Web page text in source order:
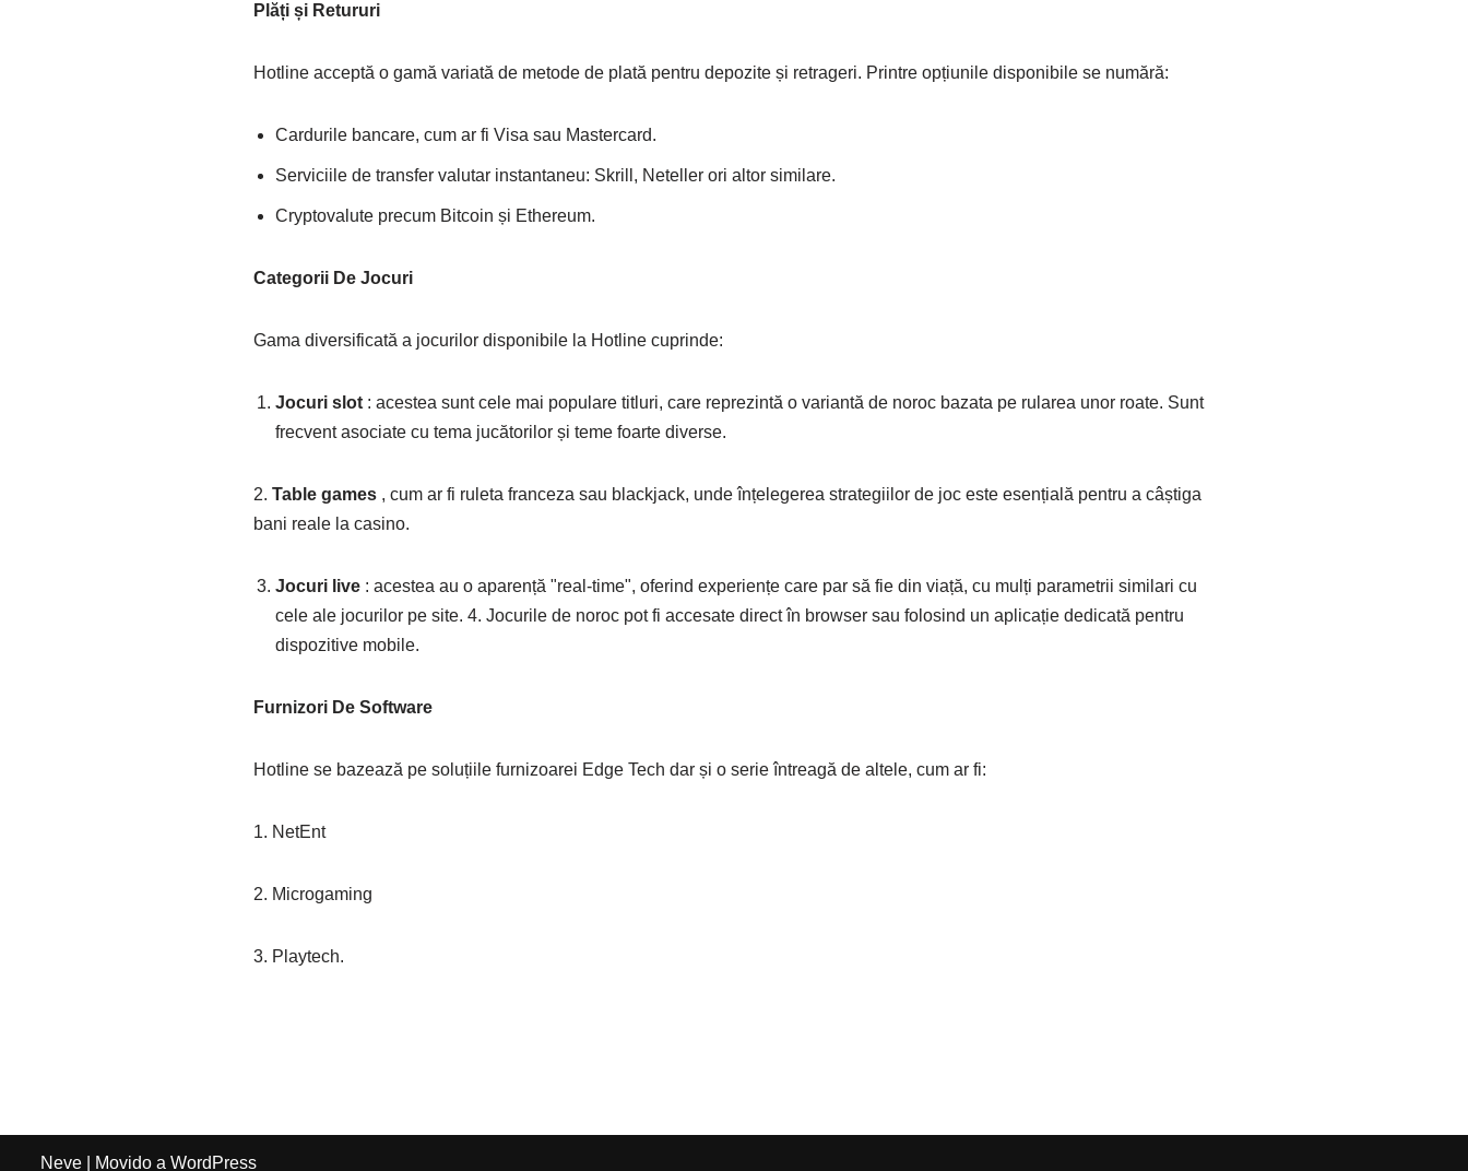
Plăți și Retururi
Hotline acceptă o gamă variată de metode de plată pentru depozite și retrageri. Printre opțiunile disponibile se numără:
Cardurile bancare, cum ar fi Visa sau Mastercard.
Serviciile de transfer valutar instantaneu: Skrill, Neteller ori altor similare.
Cryptovalute precum Bitcoin și Ethereum.
Categorii De Jocuri
Gama diversificată a jocurilor disponibile la Hotline cuprinde:
Jocuri slot : acestea sunt cele mai populare titluri, care reprezintă o variantă de noroc bazata pe rularea unor roate. Sunt
frecvent asociate cu tema jucătorilor și teme foarte diverse.
2. Table games , cum ar fi ruleta franceza sau blackjack, unde înțelegerea strategiilor de joc este esențială pentru a câștiga
bani reale la casino.
Jocuri live : acestea au o aparență "real-time", oferind experiențe care par să fie din viață, cu mulți parametrii similari cu
cele ale jocurilor pe site. 4. Jocurile de noroc pot fi accesate direct în browser sau folosind un aplicație dedicată pentru
dispozitive mobile.
Furnizori De Software
Hotline se bazează pe soluțiile furnizoarei Edge Tech dar și o serie întreagă de altele, cum ar fi:
1. NetEnt
2. Microgaming
3. Playtech.
Neve | Movido a WordPress